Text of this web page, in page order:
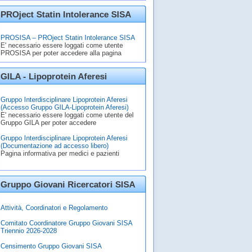
PROject Statin Intolerance SISA
PROSISA – PROject Statin Intolerance SISA
E' necessario essere loggati come utente
PROSISA per poter accedere alla pagina
GILA - Lipoprotein Aferesi
Gruppo Interdisciplinare Lipoprotein Aferesi
(Accesso Gruppo GILA-Lipoprotein Aferesi)
E' necessario essere loggati come utente del
Gruppo GILA per poter accedere
Gruppo Interdisciplinare Lipoprotein Aferesi
(Documentazione ad accesso libero)
Pagina informativa per medici e pazienti
Gruppo Giovani Ricercatori SISA
Attività, Coordinatori e Regolamento
Comitato Coordinatore Gruppo Giovani SISA
Triennio 2026-2028
Censimento Gruppo Giovani SISA